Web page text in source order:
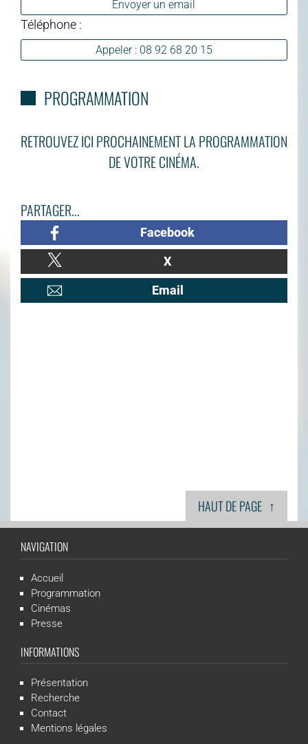
Envoyer un email
Téléphone :
Appeler : 08 92 68 20 15
PROGRAMMATION
RETROUVEZ ICI PROCHAINEMENT LA PROGRAMMATION
DE VOTRE CINÉMA.
PARTAGER...
Facebook
X
Email
HAUT DE PAGE ↑
NAVIGATION
Accueil
Programmation
Cinémas
Presse
INFORMATIONS
Présentation
Recherche
Contact
Mentions légales